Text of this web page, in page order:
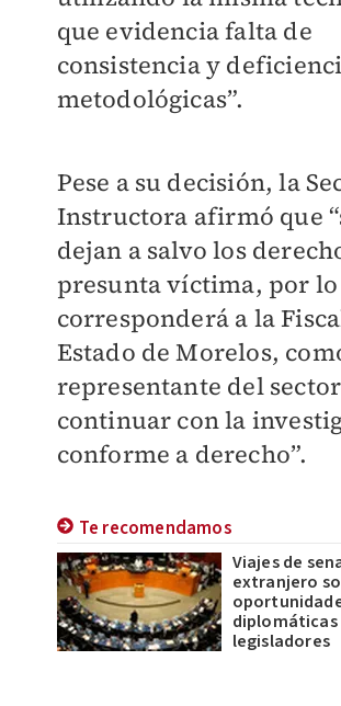
que evidencia falta de
consistencia y
metodológicas”.
Pese a su decisión, la
Instructora afirmó que
dejan a salvo los
presunta víctima, por lo
corresponderá a la
Estado de Morelos,
representante del
continuar con la
conforme a derecho”.
Te recomendamos
Viajes de
extranjero
diplomáticas
legisladores